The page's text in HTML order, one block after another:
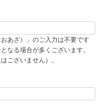
あざ）」のご入力は不要です
なる場合が多くございます。
ございません）。